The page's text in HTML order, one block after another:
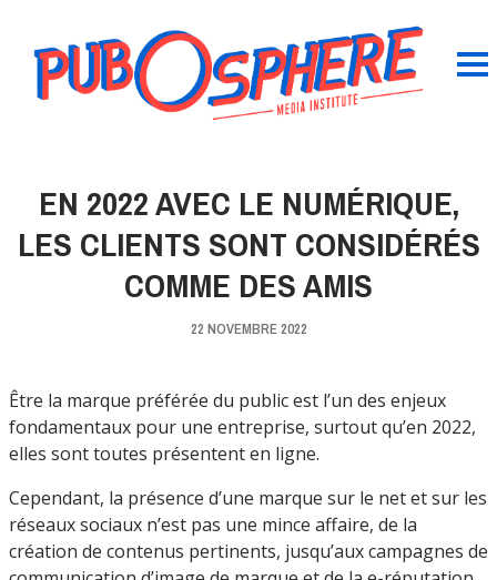
EN 2022 AVEC LE NUMÉRIQUE,
LES CLIENTS SONT CONSIDÉRÉS
COMME DES AMIS
22 NOVEMBRE 2022
Être la marque préférée du public est l’un des enjeux
fondamentaux pour une entreprise, surtout qu’en 2022,
elles sont toutes présentent en ligne.
Cependant, la présence d’une marque sur le net et sur les
réseaux sociaux n’est pas une mince affaire, de la
création de contenus pertinents, jusqu’aux campagnes de